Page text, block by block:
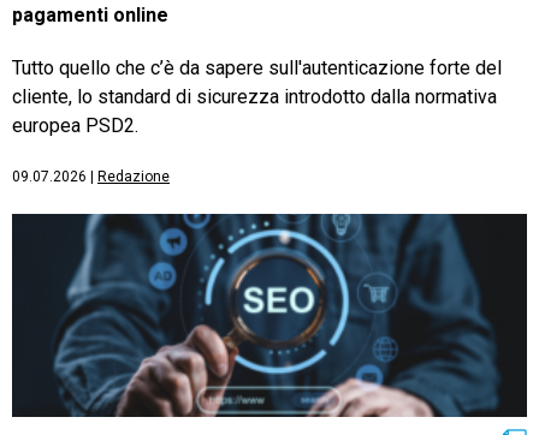
pagamenti online
Tutto quello che c’è da sapere sull'autenticazione forte del
cliente, lo standard di sicurezza introdotto dalla normativa
europea PSD2.
09.07.2026 Redazione